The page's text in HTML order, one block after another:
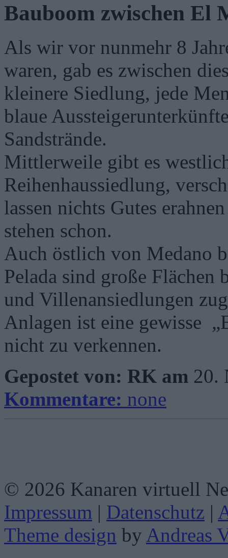
Bauboom zwischen El
Als wir vor nunmehr 8
waren, gab es zwischen
kleinere Siedlung, jede
blaue
Sandstrände.
Mittlerweile gibt es
Reihenhaussiedlung,
lassen nichts Gutes
stehen schon.
Auch östlich von Medano
Pelada sind große Flächen
und Villenansiedlungen
Anlagen ist eine gewisse
nicht zu verkennen.
Gepostet von: RK am 20.
Kommentare: none
© 2026 Kanaren virtuell
Impressum | Datenschutz |
Theme design by Andreas